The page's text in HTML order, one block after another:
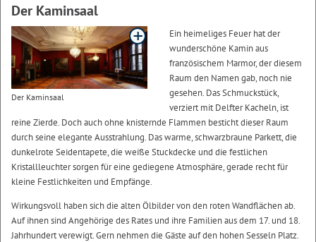
Der Kaminsaal
Der Kaminsaal
Ein heimeliges Feuer hat der
wunderschöne Kamin aus
französischem Marmor, der diesem
Raum den Namen gab, noch nie
gesehen. Das Schmuckstück,
verziert mit Delfter Kacheln, ist
reine Zierde. Doch auch ohne knisternde Flammen besticht dieser Raum
durch seine elegante Ausstrahlung. Das warme, schwarzbraune Parkett, die
dunkelrote Seidentapete, die weiße Stuckdecke und die festlichen
Kristallleuchter sorgen für eine gediegene Atmosphäre, gerade recht für
kleine Festlichkeiten und Empfänge.
Wirkungsvoll haben sich die alten Ölbilder von den roten Wandflächen ab.
Auf ihnen sind Angehörige des Rates und ihre Familien aus dem 17. und 18.
Jahrhundert verewigt. Gern nehmen die Gäste auf den hohen Sesseln Platz.